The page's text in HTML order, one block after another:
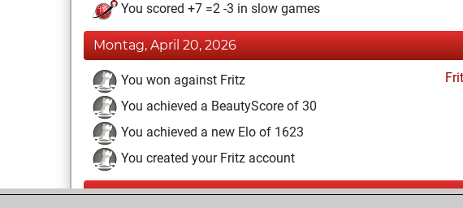
You scored +7 =2 -3 in slow games
Montag, April 20, 2026
You won against Fritz
You achieved a BeautyScore of 30
You achieved a new Elo of 1623
You created your Fritz account
Montag, Dezember 14, 2020